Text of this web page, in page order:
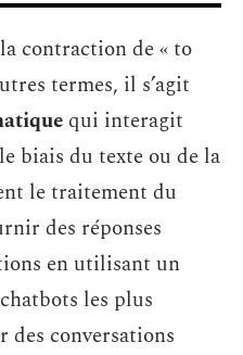
contraction de « to
termes, il s’agit
qui interagit
biais du texte ou de la
le traitement du
des réponses
en utilisant un
les plus
des conversations